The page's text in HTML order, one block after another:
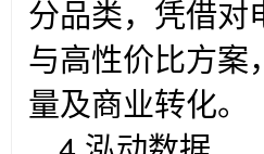
分品类，凭借对
与高性价比方案
量及商业转化。